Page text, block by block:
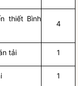
thiết Bình
4
tải 1
1